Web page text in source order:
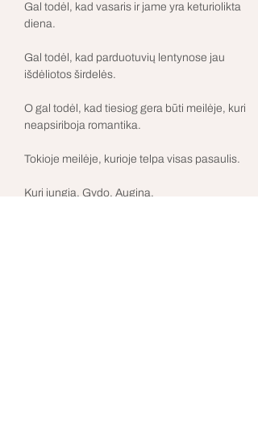
Gal todėl, kad vasaris ir jame yra keturiolikta
diena.
Gal todėl, kad parduotuvių lentynose jau
išdėliotos širdelės.
O gal todėl, kad tiesiog gera būti meilėje, kuri
neapsiriboja romantika.
Tokioje meilėje, kurioje telpa visas pasaulis.
Kuri jungia. Gydo. Augina.